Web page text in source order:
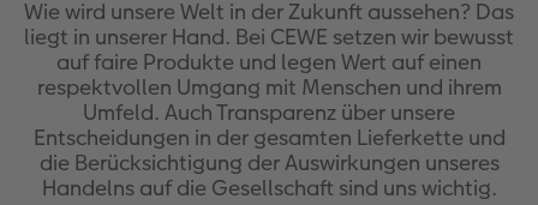
XXL Panorama
Compact Panorama
Compact Quadratisch
Square Prints
Fine Art Prints
Mini Prints
Gallery Print
Foto auf Hartschaumplatte
Foto auf Holz
Wandkalender Fineline
Für Notizen
Kreative Designs
Textilien
Fotomagnete
Handyhüllen
Hochzeitskarten
Babykarten
Geburtstagkarten
Hochzeit
Haustiere
Tipps für die Wanddekoration
Für Kinder
Für Haustiere
Nachhaltige Geschenken
App
Wie wird unsere Welt in der Zukunft aussehen? Das
liegt in unserer Hand. Bei CEWE setzen wir bewusst
auf faire Produkte und legen Wert auf einen
respektvollen Umgang mit Menschen und ihrem
Umfeld. Auch Transparenz über unsere
Entscheidungen in der gesamten Lieferkette und
die Berücksichtigung der Auswirkungen unseres
Handelns auf die Gesellschaft sind uns wichtig.